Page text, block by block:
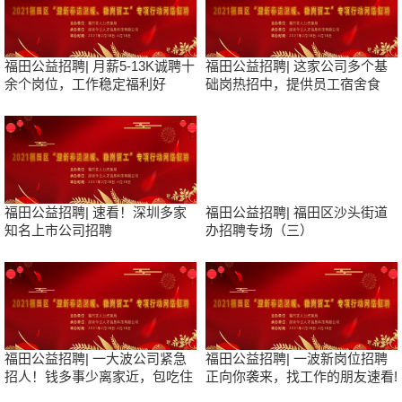
福田公益招聘| 月薪5-13K诚聘十
余个岗位，工作稳定福利好
福田公益招聘| 这家公司多个基
础岗热招中，提供员工宿舍食
福田公益招聘| 速看！深圳多家
知名上市公司招聘
福田公益招聘| 福田区沙头街道
办招聘专场（三）
福田公益招聘| 一大波公司紧急
招人！钱多事少离家近，包吃住
福田公益招聘| 一波新岗位招聘
正向你袭来，找工作的朋友速看!